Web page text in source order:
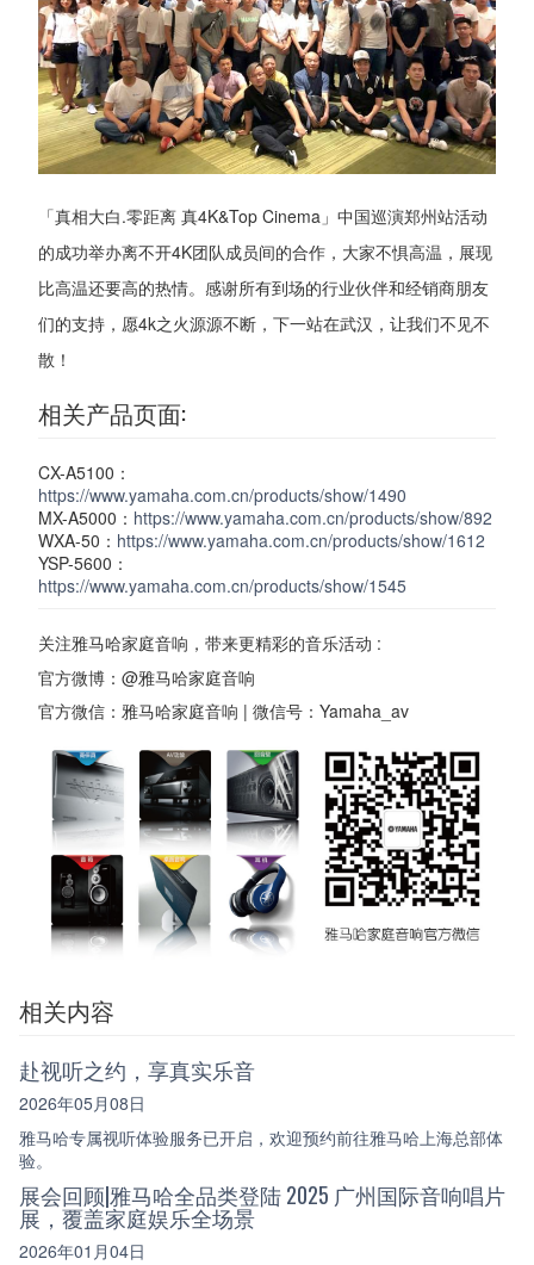
「真相大白.零距离 真4K&Top Cinema」中国巡演郑州站活动
的成功举办离不开4K团队成员间的合作，大家不惧高温，展现
比高温还要高的热情。感谢所有到场的行业伙伴和经销商朋友
们的支持，愿4k之火源源不断，下一站在武汉，让我们不见不
散！
相关产品页面:
CX-A5100：
https://www.yamaha.com.cn/products/show/1490
MX-A5000： https://www.yamaha.com.cn/products/show/892
WXA-50： https://www.yamaha.com.cn/products/show/1612
YSP-5600：
https://www.yamaha.com.cn/products/show/1545
关注雅马哈家庭音响，带来更精彩的音乐活动 :
官方微博：@雅马哈家庭音响
官方微信：雅马哈家庭音响 | 微信号：Yamaha_av
相关内容
赴视听之约，享真实乐音
2026年05月08日
雅马哈专属视听体验服务已开启，欢迎预约前往雅马哈上海总部体
验。
展会回顾|雅马哈全品类登陆 2025 广州国际音响唱片
展，覆盖家庭娱乐全场景
2026年01月04日